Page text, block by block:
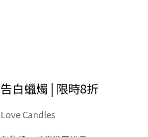
告白蠟燭 | 限時8折
Love Candles